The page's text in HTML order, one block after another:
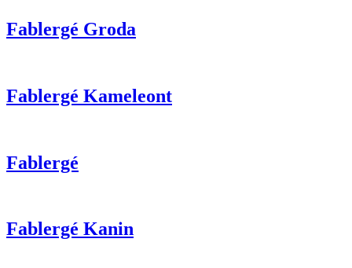
Fablergé Groda
Fablergé Kameleont
Fablergé
Fablergé Kanin